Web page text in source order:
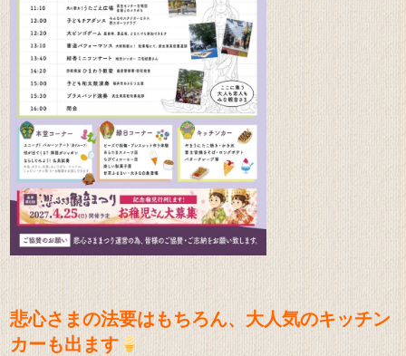
悲心さまの法要はもちろん、 大人気のキッチン
カーも出ます